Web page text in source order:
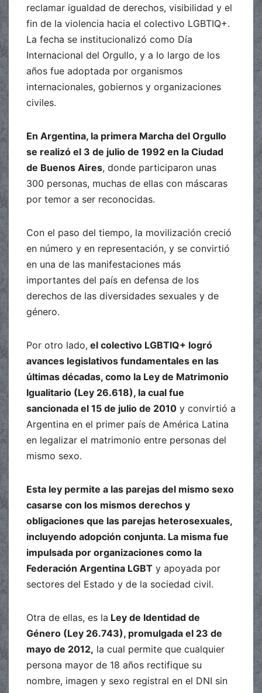
reclamar igualdad de derechos, visibilidad y el
fin de la violencia hacia el colectivo LGBTIQ+.
La fecha se institucionalizó como Día
Internacional del Orgullo, y a lo largo de los
años fue adoptada por organismos
internacionales, gobiernos y organizaciones
civiles.
En Argentina, la primera Marcha del Orgullo
se realizó el 3 de julio de 1992 en la Ciudad
de Buenos Aires, donde participaron unas
300 personas, muchas de ellas con máscaras
por temor a ser reconocidas.
Con el paso del tiempo, la movilización creció
en número y en representación, y se convirtió
en una de las manifestaciones más
importantes del país en defensa de los
derechos de las diversidades sexuales y de
género.
Por otro lado, el colectivo LGBTIQ+ logró
avances legislativos fundamentales en las
últimas décadas, como la Ley de Matrimonio
Igualitario (Ley 26.618), la cual fue
sancionada el 15 de julio de 2010 y convirtió a
Argentina en el primer país de América Latina
en legalizar el matrimonio entre personas del
mismo sexo.
Esta ley permite a las parejas del mismo sexo
casarse con los mismos derechos y
obligaciones que las parejas heterosexuales,
incluyendo adopción conjunta. La misma fue
impulsada por organizaciones como la
Federación Argentina LGBT y apoyada por
sectores del Estado y de la sociedad civil.
Otra de ellas, es la Ley de Identidad de
Género (Ley 26.743), promulgada el 23 de
mayo de 2012, la cual permite que cualquier
persona mayor de 18 años rectifique su
nombre, imagen y sexo registral en el DNI sin